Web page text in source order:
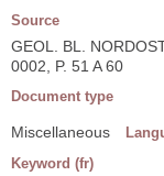
Source
GEOL. BL.
0002, P. 51 A 60
Document type
Miscellaneous
Keyword (fr)